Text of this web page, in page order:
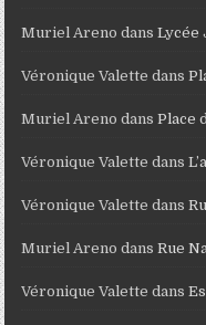
Muriel Areno dansLycée
Véronique Valette dans
Muriel Areno dansPlace
Véronique Valette dans
Véronique Valette dans
Muriel Areno dansRue
Véronique Valette dans